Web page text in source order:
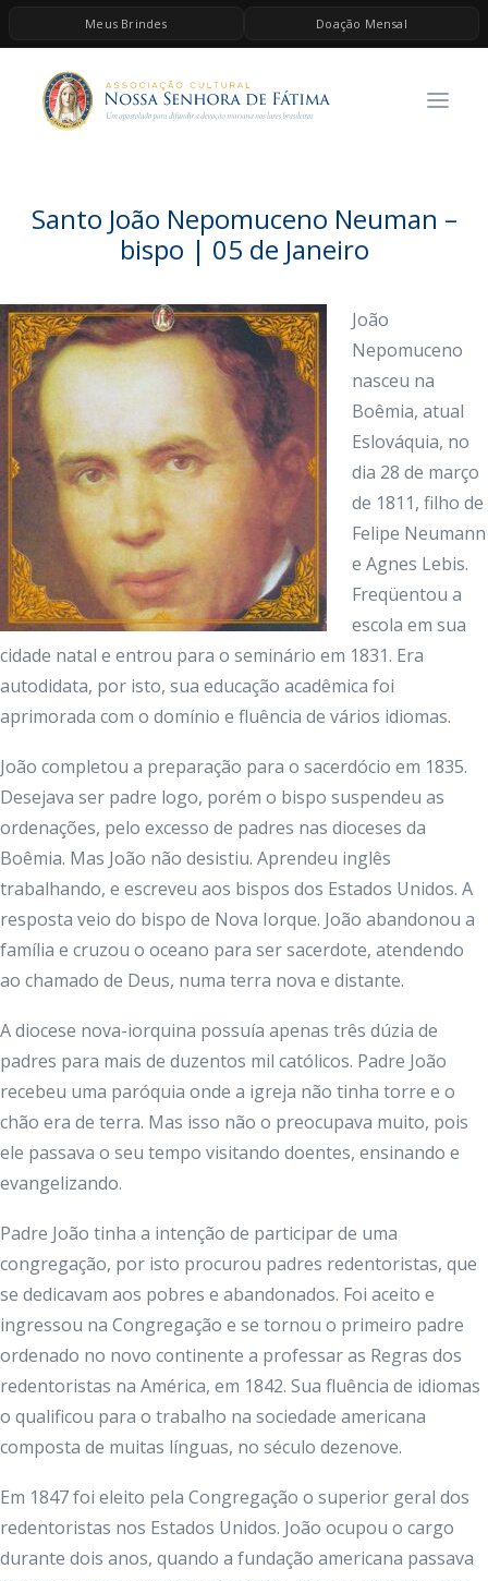
Meus Brindes Doação Mensal
HOME
A ASSOCIAÇÃO
AS MELHORES MÚSICAS CATÓLICAS
QUERO DOAR
Santo João Nepomuceno Neuman –
bispo | 05 de Janeiro
João
Nepomuceno
nasceu na
Boêmia, atual
Eslováquia, no
dia 28 de março
de 1811, filho de
Felipe Neumann
e Agnes Lebis.
Freqüentou a
escola em sua
cidade natal e entrou para o seminário em 1831. Era
autodidata, por isto, sua educação acadêmica foi
aprimorada com o domínio e fluência de vários idiomas.
João completou a preparação para o sacerdócio em 1835.
Desejava ser padre logo, porém o bispo suspendeu as
ordenações, pelo excesso de padres nas dioceses da
Boêmia. Mas João não desistiu. Aprendeu inglês
trabalhando, e escreveu aos bispos dos Estados Unidos. A
resposta veio do bispo de Nova Iorque. João abandonou a
família e cruzou o oceano para ser sacerdote, atendendo
ao chamado de Deus, numa terra nova e distante.
A diocese nova-iorquina possuía apenas três dúzia de
padres para mais de duzentos mil católicos. Padre João
recebeu uma paróquia onde a igreja não tinha torre e o
chão era de terra. Mas isso não o preocupava muito, pois
ele passava o seu tempo visitando doentes, ensinando e
evangelizando.
Padre João tinha a intenção de participar de uma
congregação, por isto procurou padres redentoristas, que
se dedicavam aos pobres e abandonados. Foi aceito e
ingressou na Congregação e se tornou o primeiro padre
ordenado no novo continente a professar as Regras dos
redentoristas na América, em 1842. Sua fluência de idiomas
o qualificou para o trabalho na sociedade americana
composta de muitas línguas, no século dezenove.
Em 1847 foi eleito pela Congregação o superior geral dos
redentoristas nos Estados Unidos. João ocupou o cargo
durante dois anos, quando a fundação americana passava